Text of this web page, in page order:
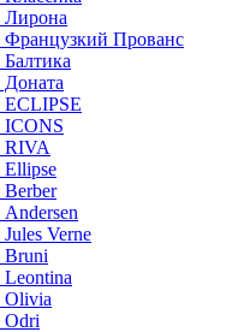
Лирона
Французкий Прованс
ECLIPSE
ICONS
RIVA
Ellipse
Verne
Bruni
Olivia
Odri